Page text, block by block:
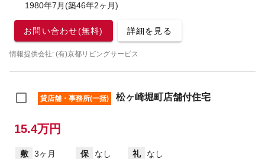
1980年7月(築46年2ヶ月)
お問い合わせ(無料) 詳細を見る
情報提供会社: (有)京都リビングサービス
貸店舗・事務所(一括) 松ヶ崎堀町店舗付住宅
15.4万円
敷 3ヶ月 保 なし 礼
なし